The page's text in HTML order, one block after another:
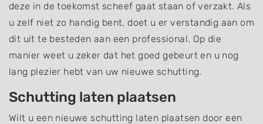
deze in de toekomst scheef gaat staan of verzakt. Als
u zelf niet zo handig bent, doet u er verstandig aan om
dit uit te besteden aan een professional. Op die
manier weet u zeker dat het goed gebeurt en u nog
lang plezier hebt van uw nieuwe schutting.
Schutting laten plaatsen
Wilt u een nieuwe schutting laten plaatsen door een